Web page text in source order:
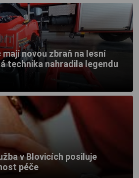
novou zbraň na lesní
technika nahradila legendu
v Blovicích posiluje
péče